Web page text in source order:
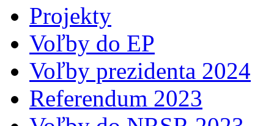
Projekty
Voľby do EP
Voľby prezidenta 2024
Referendum 2023